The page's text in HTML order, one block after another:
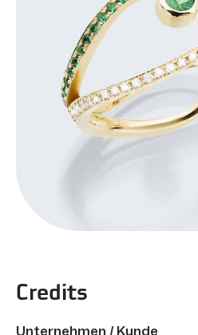
Credits
Unternehmen / Kunde